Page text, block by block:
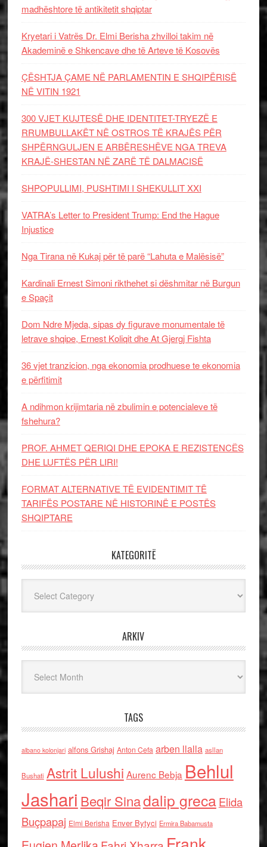
madhështore të antikitetit shqiptar
Kryetari i Vatrës Dr. Elmi Berisha zhvilloi takim në
Akademinë e Shkencave dhe të Arteve të Kosovës
ÇËSHTJA ÇAME NË PARLAMENTIN E SHQIPËRISË
NË VITIN 1921
300 VJET KUJTESË DHE IDENTITET-TRYEZË E
RRUMBULLAKËT NË OSTROS TË KRAJËS PËR
SHPËRNGULJEN E ARBËRESHËVE NGA TREVA
KRAJË-SHESTAN NË ZARË TË DALMACISË
SHPOPULLIMI, PUSHTIMI I SHEKULLIT XXI
VATRA’s Letter to President Trump: End the Hague
Injustice
Nga Tirana në Kukaj për të parë “Lahuta e Malësisë”
Kardinali Ernest Simoni rikthehet si dëshmitar në Burgun
e Spaçit
Dom Ndre Mjeda, sipas dy figurave monumentale të
letrave shqipe, Ernest Koliqit dhe At Gjergj Fishta
36 vjet tranzicion, nga ekonomia prodhuese te ekonomia
e përfitimit
A ndihmon krijimtaria në zbulimin e potencialeve të
fshehura?
PROF. AHMET QERIQI DHE EPOKA E REZISTENCЁS
DHE LUFTЁS PЁR LIRI!
FORMAT ALTERNATIVE TË EVIDENTIMIT TË
TARIFËS POSTARE NË HISTORINË E POSTËS
SHQIPTARE
KATEGORITË
ARKIV
TAGS
albano kolonjari alfons Grishaj Anton Cefa arben llalla asllan
Bushati Astrit Lulushi Aurenc Bebja Behlul
Jashari Beqir Sinadalip grecaElida
Buçpapaj Elmi Berisha Enver Bytyci Ermira Babamusta